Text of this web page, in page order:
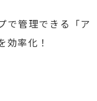
で管理できる「ア
効率化！